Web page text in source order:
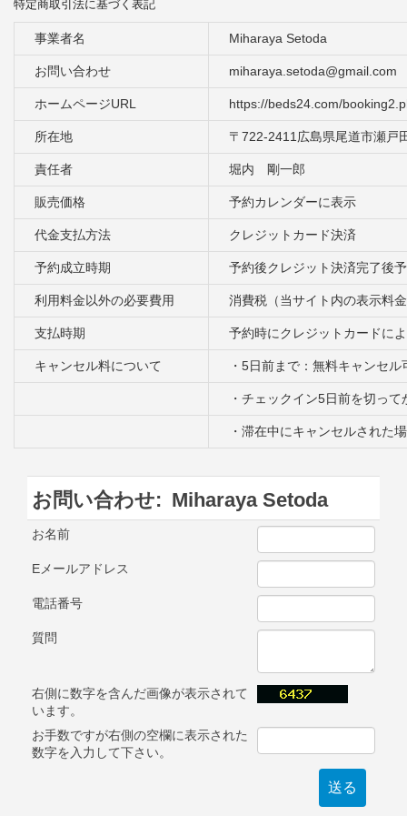
特定商取引法に基づく表記
事業者名 Miharaya Setoda
お問い合わせ
ホームページURL https://beds24.com/
所在地 〒722-2411広島県尾道市瀬戸
責任者 堀内 剛一郎
販売価格 予約カレンダーに表示
代金支払方法 クレジットカード決済
予約成立時期 予約後クレジット決済完了後
利用料金以外の必要費用 消費税（当サイト内の表示料
支払時期 予約時にクレジットカードに
キャンセル料について ・5日前まで：無料キャンセル
・チェックイン5日前を切って
・滞在中にキャンセルされた